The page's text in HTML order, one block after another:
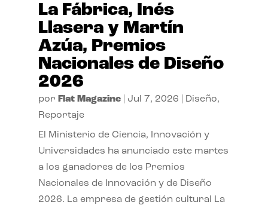
La Fábrica, Inés
Llasera y Martín
Azúa, Premios
Nacionales de Diseño
2026
por Flat Magazine| Jul 7, 2026 Diseño,
Reportaje
El Ministerio de Ciencia, Innovación y
Universidades ha anunciado este martes
a los ganadores de los Premios
Nacionales de Innovación y de Diseño
2026. La empresa de gestión cultural La